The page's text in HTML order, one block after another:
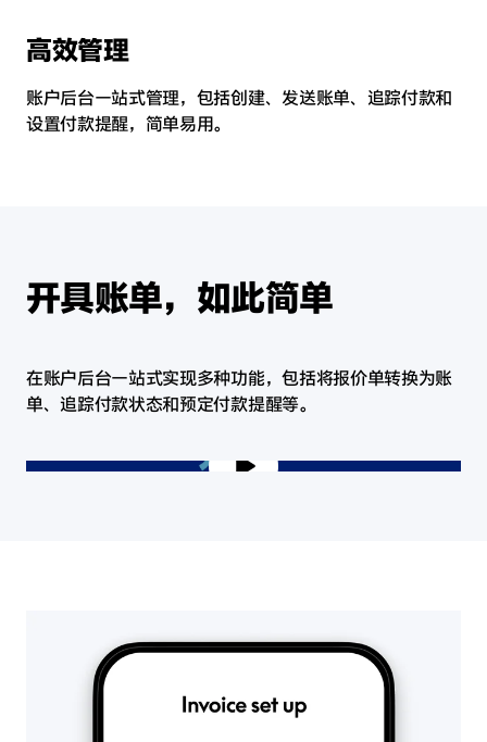
高效管理
账户后台一站式管理，包括创建、发送账单、追踪付款和
设置付款提醒，简单易用。
开具账单，如此简单
在账户后台一站式实现多种功能，包括将报价单转换为账
单、追踪付款状态和预定付款提醒等。